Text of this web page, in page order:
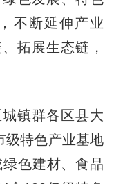
不断延伸产业
拓展生态链，
镇群各区县大
级特色产业基地
色建材、食品